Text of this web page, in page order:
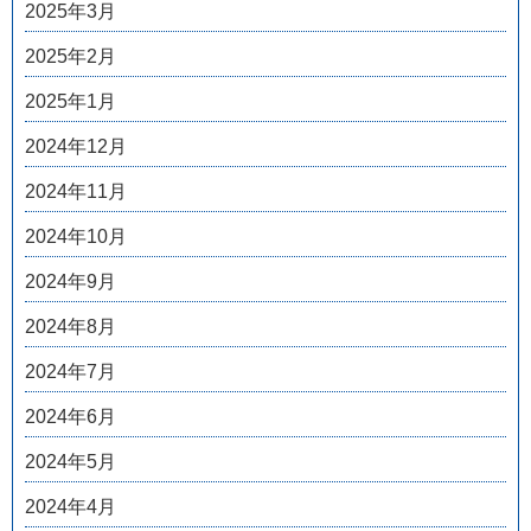
2025年3月
2025年2月
2025年1月
2024年12月
2024年11月
2024年10月
2024年9月
2024年8月
2024年7月
2024年6月
2024年5月
2024年4月